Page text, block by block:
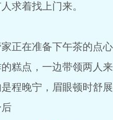
着找上门来。
在准备下午茶的点心
点，一边带领两人来
晚宁，眉眼顿时舒展